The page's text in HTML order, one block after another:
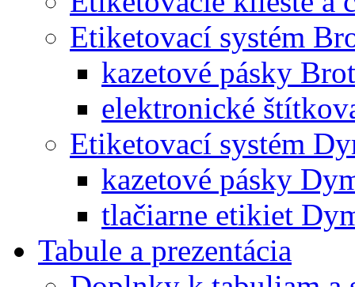
Etiketovací systém
kazetové pásky
elektronické
Etiketovací systém
kazetové pásky
tlačiarne etikiet
Tabule a prezentácia